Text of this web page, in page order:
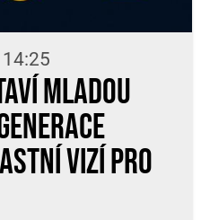
Mladou
vizí pro